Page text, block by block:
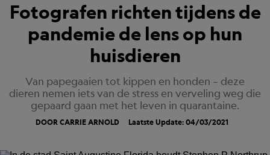
Fotografen richten tijdens de
pandemie de lens op hun
huisdieren
Van papegaaien tot kippen en honden – deze
dieren nemen iets van de stress en verveling weg die
gepaard gaan met het leven in quarantaine.
DOOR CARRIE ARNOLD Laatste Update: 04/03/2021